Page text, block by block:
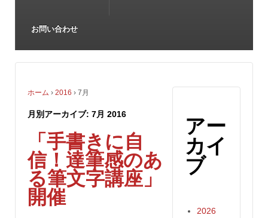
お問い合わせ
ホーム › 2016 › 7月
月別アーカイブ: 7月 2016
「手書きに自
信！達筆感のあ
る筆文字講座」
開催
アー
カイ
ブ
2026